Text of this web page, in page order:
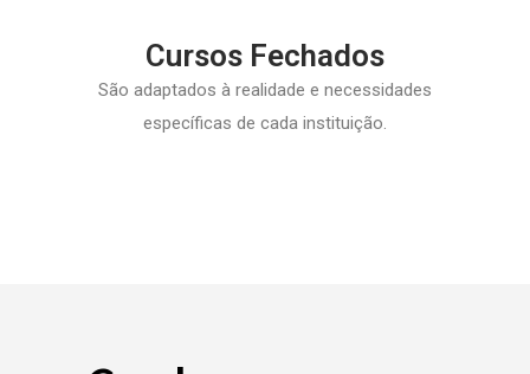
Cursos Fechados
São adaptados à realidade e necessidades
específicas de cada instituição.